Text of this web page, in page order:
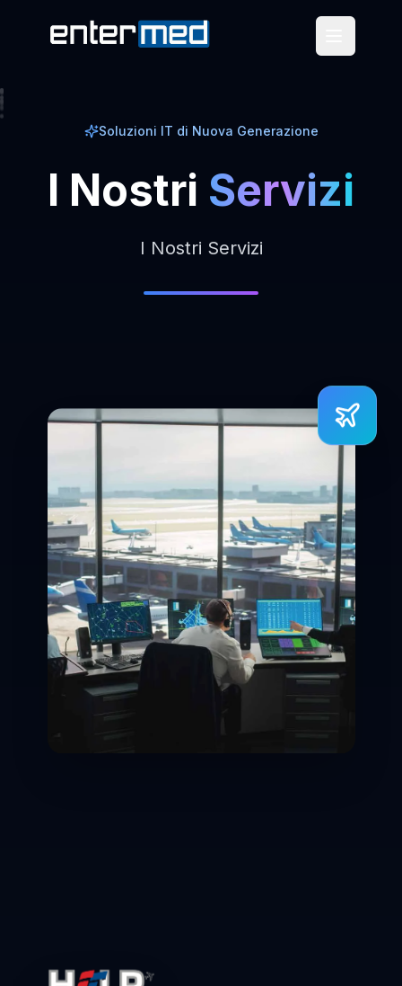
Soluzioni IT di Nuova Generazione
I Nostri Servizi
I Nostri Servizi